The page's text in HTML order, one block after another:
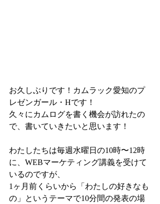
お久しぶりです！カムラック愛知のプ
レゼンガール・Hです！
久々にカムログを書く機会が訪れたの
で、書いていきたいと思います！
わたしたちは毎週水曜日の10時〜12時
に、WEBマーケティング講義を受けて
いるのですが、
1ヶ月前くらいから「わたしの好きなも
の」というテーマで10分間の発表の場